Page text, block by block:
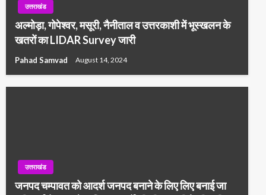
उत्तराखंड
अल्मोड़ा, गोपेश्वर, मसूरी, नैनीताल व उत्तरकाशी में भूस्खलन के
खतरों का LIDAR Survey जारी
Pahad Samvad August 14, 2024
उत्तराखंड
जनपद चम्पावत को आदर्श जनपद बनाने के लिए लिए बनाई जा